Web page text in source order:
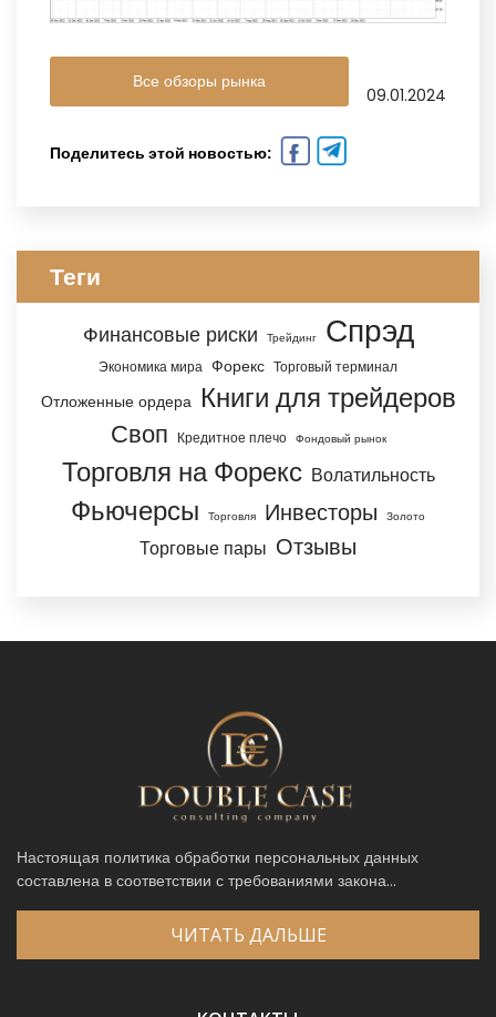
Все обзоры рынка
09.01.2024
Поделитесь этой новостью:
Теги
Финансовые риски Трейдинг Спрэд
Экономика мира Форекс Торговый терминал
Отложенные ордера Книги для трейдеров
Своп Кредитное плечо Фондовый рынок
Торговля на Форекс Волатильность
Фьючерсы Торговля Инвесторы Золото
Торговые пары Отзывы
Настоящая политика обработки персональных данных
составлена в соответствии с требованиями закона...
ЧИТАТЬ ДАЛЬШЕ